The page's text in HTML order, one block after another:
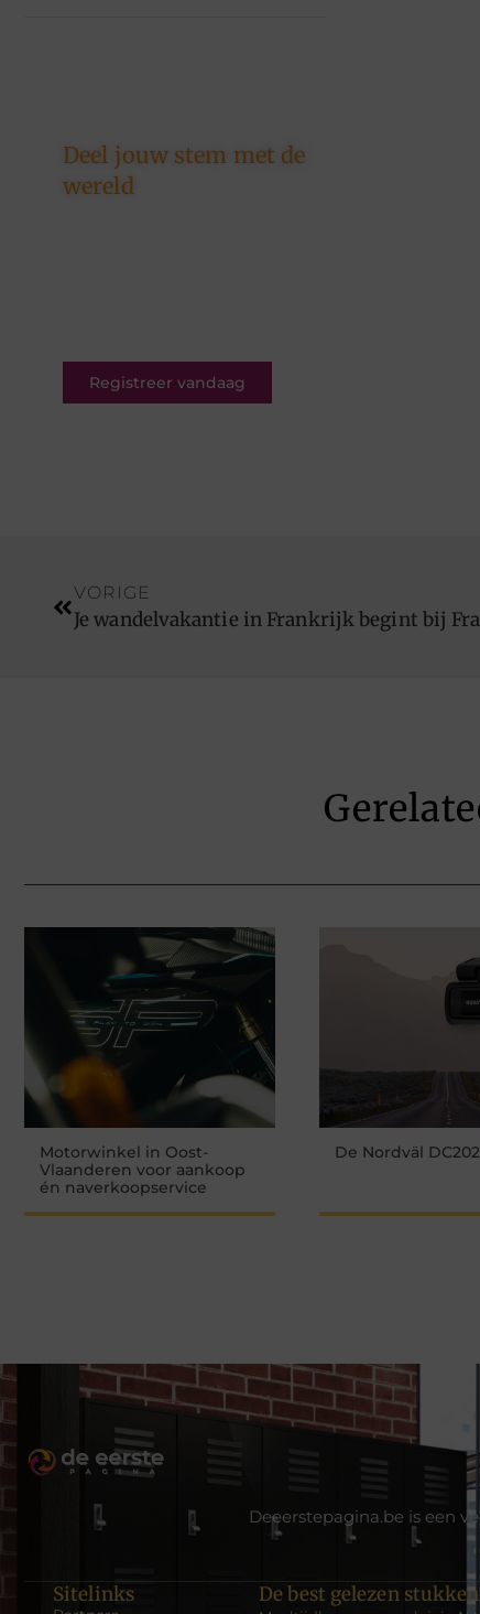
Deel jouw stem met de
wereld
Registreer vandaag
VORIGE
Je wandelvakantie in Frankrijk begint bij
Motorwinkel in Oost-
Vlaanderen voor aankoop
én naverkoopservice
De Nordväl
Deeerstepagina.be is een
Sitelinks De best gelezen